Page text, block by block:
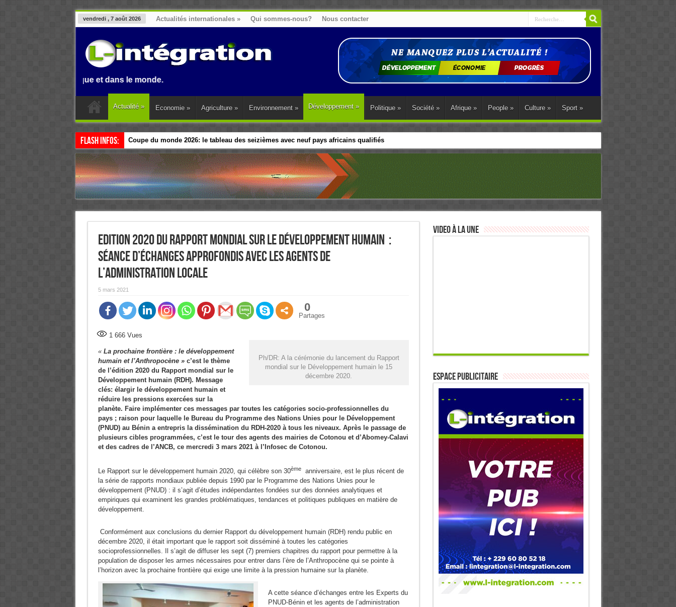
vendredi , 7 août 2026 Actualités internationales » Qui sommes-nous? Nous contacter
en Afrique et dans le monde.
Actualité » Economie » Agriculture » Environnement » Développement » Politique » Société » Afrique » People » Culture » Sport »
Flash Infos: Coupe du monde 2026: le tableau des seizièmes avec neuf pays africains qualifiés
Esclavage: à Accra, l’Afrique et sa diaspora tentent de parler d’une seule voix sur la question des réparations
Edition 2020 du Rapport mondial sur le Développement humain :
Séance d’échanges approfondis avec les agents de
l’administration locale
5 mars 2021
0
Partages
1 666Vues
Ph/DR: A la cérémonie du lancement du Rapport
mondial sur le Développement humain le 15
décembre 2020.
« La prochaine frontière : le développement
humain et l’Anthropocène »c’est le thème
de l’édition 2020 du Rapport mondial sur le
Développement humain (RDH). Message
clés: élargir le développement humain et
réduire les pressions exercées sur la
planète. Faire implémenter ces messages par toutes les catégories socio-professionnelles du
pays ; raison pour laquelle le Bureau du Programme des Nations Unies pour le Développement
(PNUD) au Bénin a entrepris la dissémination du RDH-2020 à tous les niveaux. Après le passage de
plusieurs cibles programmées, c’est le tour des agents des mairies de Cotonou et d’Abomey-Calavi
et des cadres de l’ANCB, ce mercredi 3 mars 2021 à l’Infosec de Cotonou.
Le Rapport sur le développement humain 2020, qui célèbre son 30èmeanniversaire, est le plus récent de
la série de rapports mondiaux publiée depuis 1990 par le Programme des Nations Unies pour le
développement (PNUD) : il s’agit d’études indépendantes fondées sur des données analytiques et
empiriques qui examinent les grandes problématiques, tendances et politiques publiques en matière de
développement.
Conformément aux conclusions du dernier Rapport du développement humain (RDH) rendu public en
décembre 2020, il était important que le rapport soit disséminé à toutes les catégories
socioprofessionnelles. Il s’agit de diffuser les sept (7) premiers chapitres du rapport pour permettre à la
population de disposer les armes nécessaires pour entrer dans l’ère de l’Anthropocène qui se pointe à
l’horizon avec la prochaine frontière qui exige une limite à la pression humaine sur la planète.
A cette séance d’échanges entre les Experts du
PNUD-Bénin et les agents de l’administration
Video à la Une
ESPACE PUBLICITAIRE